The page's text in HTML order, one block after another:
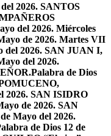
2026. SANTOS
del 2026. Miércoles
de 2026. Martes VII
del 2026. SAN JUAN I,
del 2026.
Palabra de Dios
2026. SAN ISIDRO
de 2026. SAN
Mayo del 2026.
de Dios 12 de